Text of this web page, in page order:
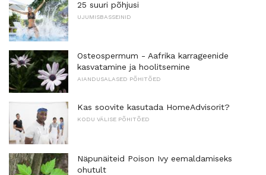
25 suuri põhjusi
UJUMISBASSEINID
Osteospermum - Aafrika karrageenide
kasvatamine ja hoolitsemine
AIANDUSALASED PÕHITÕED
Kas soovite kasutada HomeAdvisorit?
KODU VÄLISE PÕHITÕED
Näpunäiteid Poison Ivy eemaldamiseks
ohutult